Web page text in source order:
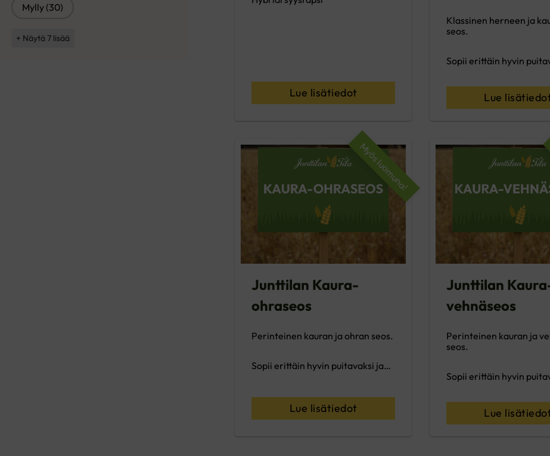
Mylly (30)
+ Näytä 7 lisää
Lue lisätiedot
Klassinen herneen ja
seos.
Sopii erittäin hyvin
Lue
Myös luomuna!
Junttilan Kaura-
ohraseos
Perinteinen kauran ja ohran seos.
Sopii erittäin hyvin puitavaksi ja…
Lue lisätiedot
Junttilan
vehnäseos
Perinteinen kauran ja
seos.
Sopii erittäin hyvin
Lue